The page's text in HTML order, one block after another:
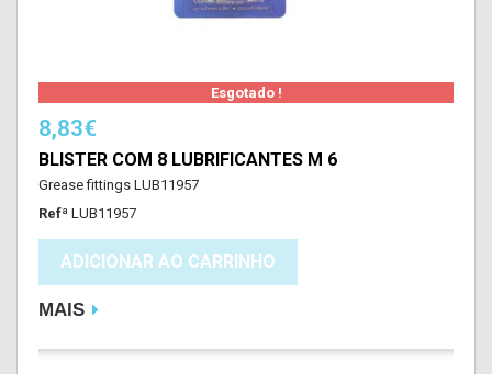
Esgotado !
8,83€
BLISTER COM 8 LUBRIFICANTES M 6
Grease fittings LUB11957
Refª LUB11957
ADICIONAR AO CARRINHO
MAIS